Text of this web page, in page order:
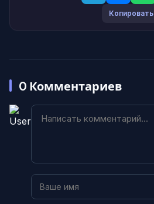
Копировать
0 Комментариев